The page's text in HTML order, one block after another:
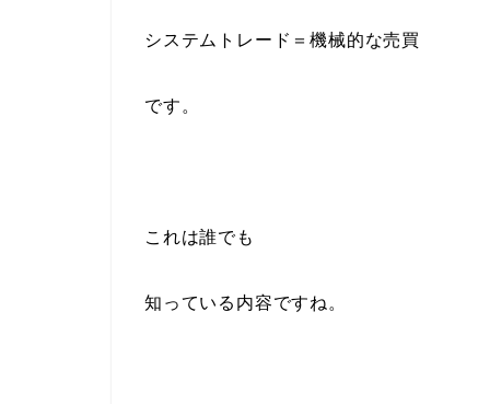
システムトレード＝機械的な売買
です。
これは誰でも
知っている内容ですね。